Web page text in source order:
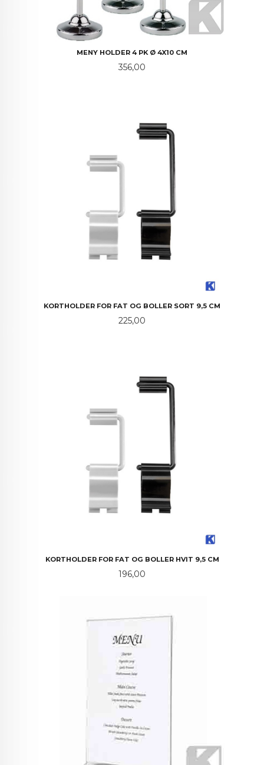
MENY HOLDER 4 PK Ø 4X10 CM
Pris
356,00
KORTHOLDER FOR FAT OG BOLLER SORT 9,5 CM
Pris
225,00
KORTHOLDER FOR FAT OG BOLLER HVIT 9,5 CM
Pris
196,00